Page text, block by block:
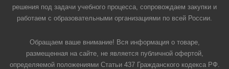
решения под задачи учебного процесса, сопровождаем закупки и
работаем с образовательными организациями по всей России.
Обращаем ваше внимание! Вся информация о товаре,
размещенная на сайте, не является публичной офертой,
определяемой положениями Статьи 437 Гражданского кодекса РФ.